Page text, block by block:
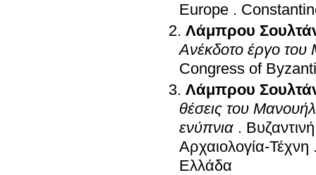
Europe .
Λάμπρου
Ανέκδοτο έργο
Congress of
Λάμπρου
θέσεις του
ενύπνια .
Αρχαιολογία-Τέχνη
Ελλάδα